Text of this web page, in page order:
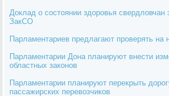
Доклад о состоянии здоровья
ЗакСО
Парламентариев предлагают проверять на
Парламентарии Дона планируют внести
областных законов
Парламентарии планируют перекрыть
пассажирских перевозчиков